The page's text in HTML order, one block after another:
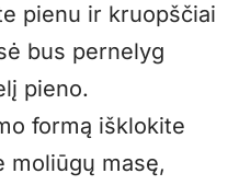
pienu ir kruopščiai
bus pernelyg
pieno.
formą išklokite
moliūgų masę,